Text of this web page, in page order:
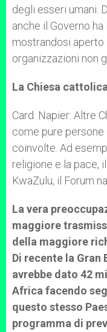
degli esseri umani.
anche il Governo
mostrandosi
organizzazioni non
La Chiesa
Card. Napier: Altre
come pure
coinvolte. Ad
religione e la pace,
KwaZulu, il Forum
La vera
maggiore
della maggiore
Di recente la
avrebbe dato 42
Africa facendo
questo stesso
programma di